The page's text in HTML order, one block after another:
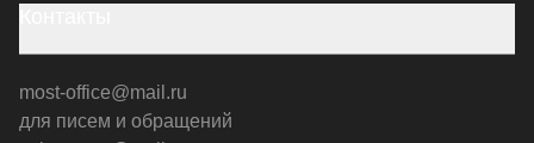
most-office@mail.ru
для писем и обращений